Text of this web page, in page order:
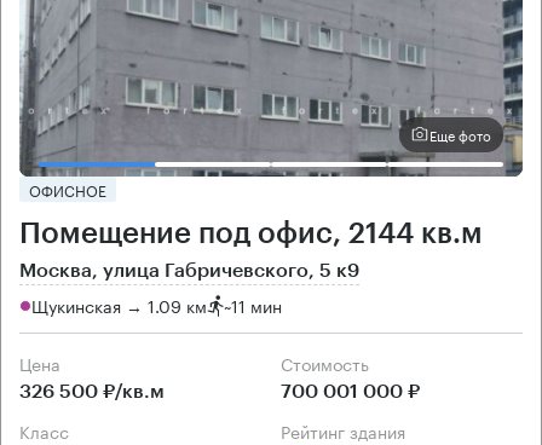
Еще фото
ОФИСНОЕ
Помещение под офис, 2144 кв.м
Москва, улица Габричевского, 5 к9
Щукинская → 1.09 км ~11 мин
Цена
326 500 ₽/кв.м
Cтоимость
700 001 000 ₽
класс рейтинг здания